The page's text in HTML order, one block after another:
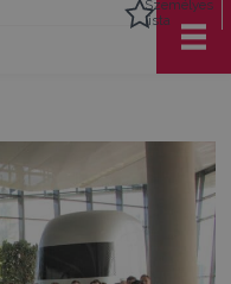
Személyes
lista